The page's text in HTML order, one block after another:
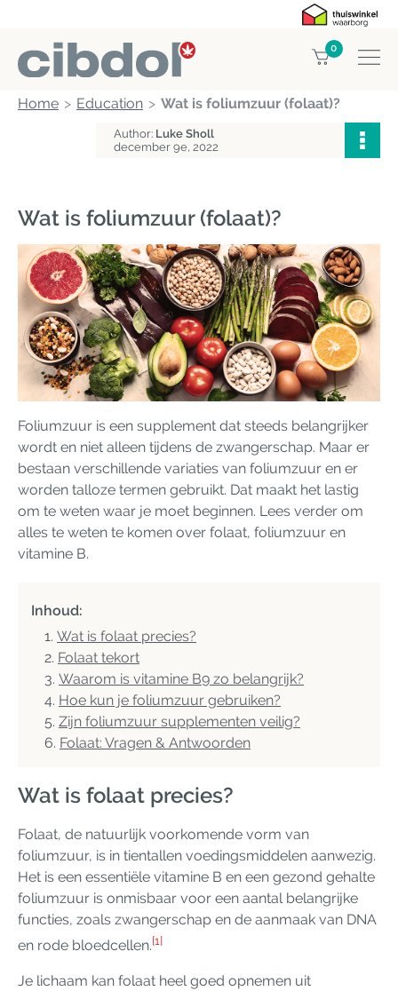
0
Home Education Wat is foliumzuur (folaat)?
Author: Luke Sholl
december 9e, 2022
Wat is foliumzuur (folaat)?
Foliumzuur is een supplement dat steeds belangrijker
wordt en niet alleen tijdens de zwangerschap. Maar er
bestaan verschillende variaties van foliumzuur en er
worden talloze termen gebruikt. Dat maakt het lastig
om te weten waar je moet beginnen. Lees verder om
alles te weten te komen over folaat, foliumzuur en
vitamine B.
Inhoud:
Wat is folaat precies?
Folaat tekort
Waarom is vitamine B9 zo belangrijk?
Hoe kun je foliumzuur gebruiken?
Zijn foliumzuur supplementen veilig?
Folaat: Vragen & Antwoorden
Wat is folaat precies?
Folaat, de natuurlijk voorkomende vorm van
foliumzuur, is in tientallen voedingsmiddelen aanwezig.
Het is een essentiële vitamine B en een gezond gehalte
foliumzuur is onmisbaar voor een aantal belangrijke
functies, zoals zwangerschap en de aanmaak van DNA
en rode bloedcellen.[1]
Je lichaam kan folaat heel goed opnemen uit